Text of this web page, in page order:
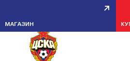
МАГАЗИНМИХАИЛ
ВЕСЬ МАТЧ